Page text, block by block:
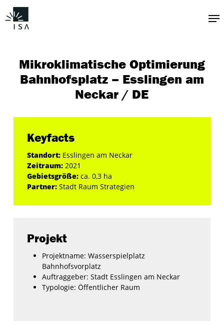
Zum
Hauptinhalt
springen
Mikroklimatische Optimierung
Bahnhofsplatz – Esslingen am
Neckar / DE
Keyfacts
Standort:Esslingen am Neckar
Zeitraum:2021
Gebietsgröße:ca. 0,3 ha
Partner:Stadt Raum Strategien
Projekt
Projektname: Wasserspielplatz
Bahnhofsvorplatz
Auftraggeber: Stadt Esslingen am Neckar
Typologie: Öffentlicher Raum